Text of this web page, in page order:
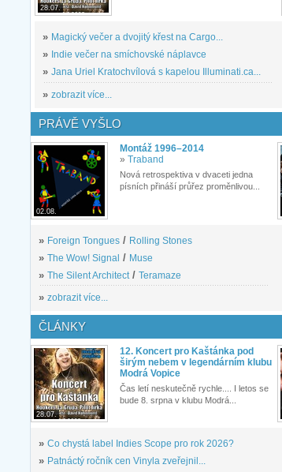
28.07.
» Magický večer a dvojitý křest na Cargo...
» Indie večer na smíchovské náplavce
» Jana Uriel Kratochvílová s kapelou Illuminati.ca...
» zobrazit více...
PRÁVĚ VYŠLO
02.08.
Montáž 1996–2014
» Traband
Nová retrospektiva v dvaceti jedna
písních přináší průřez proměnlivou...
» Foreign Tongues / Rolling Stones
» The Wow! Signal / Muse
» The Silent Architect / Teramaze
» zobrazit více...
ČLÁNKY
28.07.
12. Koncert pro Kaštánka pod
širým nebem v legendárním klubu
Modrá Vopice
Čas letí neskutečně rychle.... I letos se
bude 8. srpna v klubu Modrá...
» Co chystá label Indies Scope pro rok 2026?
» Patnáctý ročník cen Vinyla zveřejnil...